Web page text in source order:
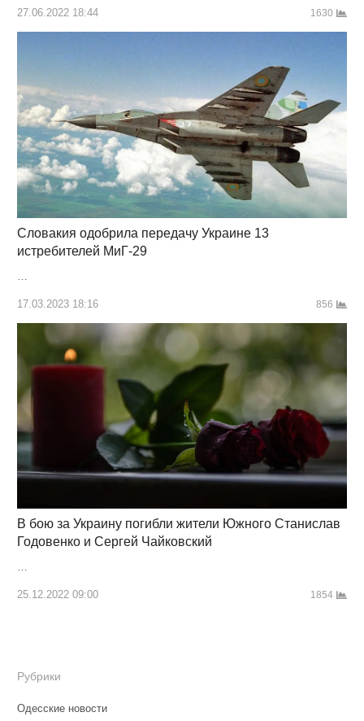
27.06.2022 18:44 1630
Словакия одобрила передачу Украине 13
истребителей МиГ-29
17.03.2023 18:16 856
В бою за Украину погибли жители Южного Станислав
Годовенко и Сергей Чайковский
…
25.12.2022 09:00 1854
Рубрики
Одесские новости